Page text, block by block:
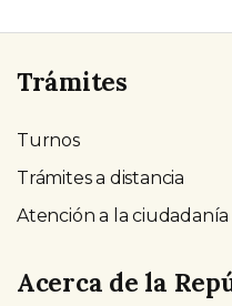
Trámites
Turnos
Trámites a distancia
Atención a la ciudadanía
Acerca de la